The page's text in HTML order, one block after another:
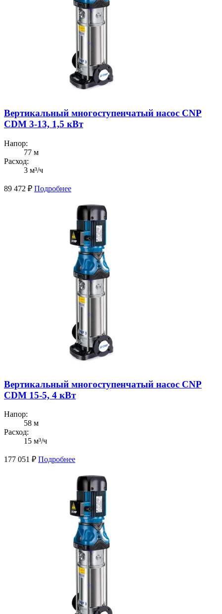
Вертикальный многоступенчатый насос CNP
CDM 3-13, 1,5 кВт
Напор:
77 м
Расход:
3 м³/ч
89 472 ₽ Подробнее
Вертикальный многоступенчатый насос CNP
CDM 15-5, 4 кВт
Напор:
58 м
Расход:
15 м³/ч
177 051 ₽ Подробнее